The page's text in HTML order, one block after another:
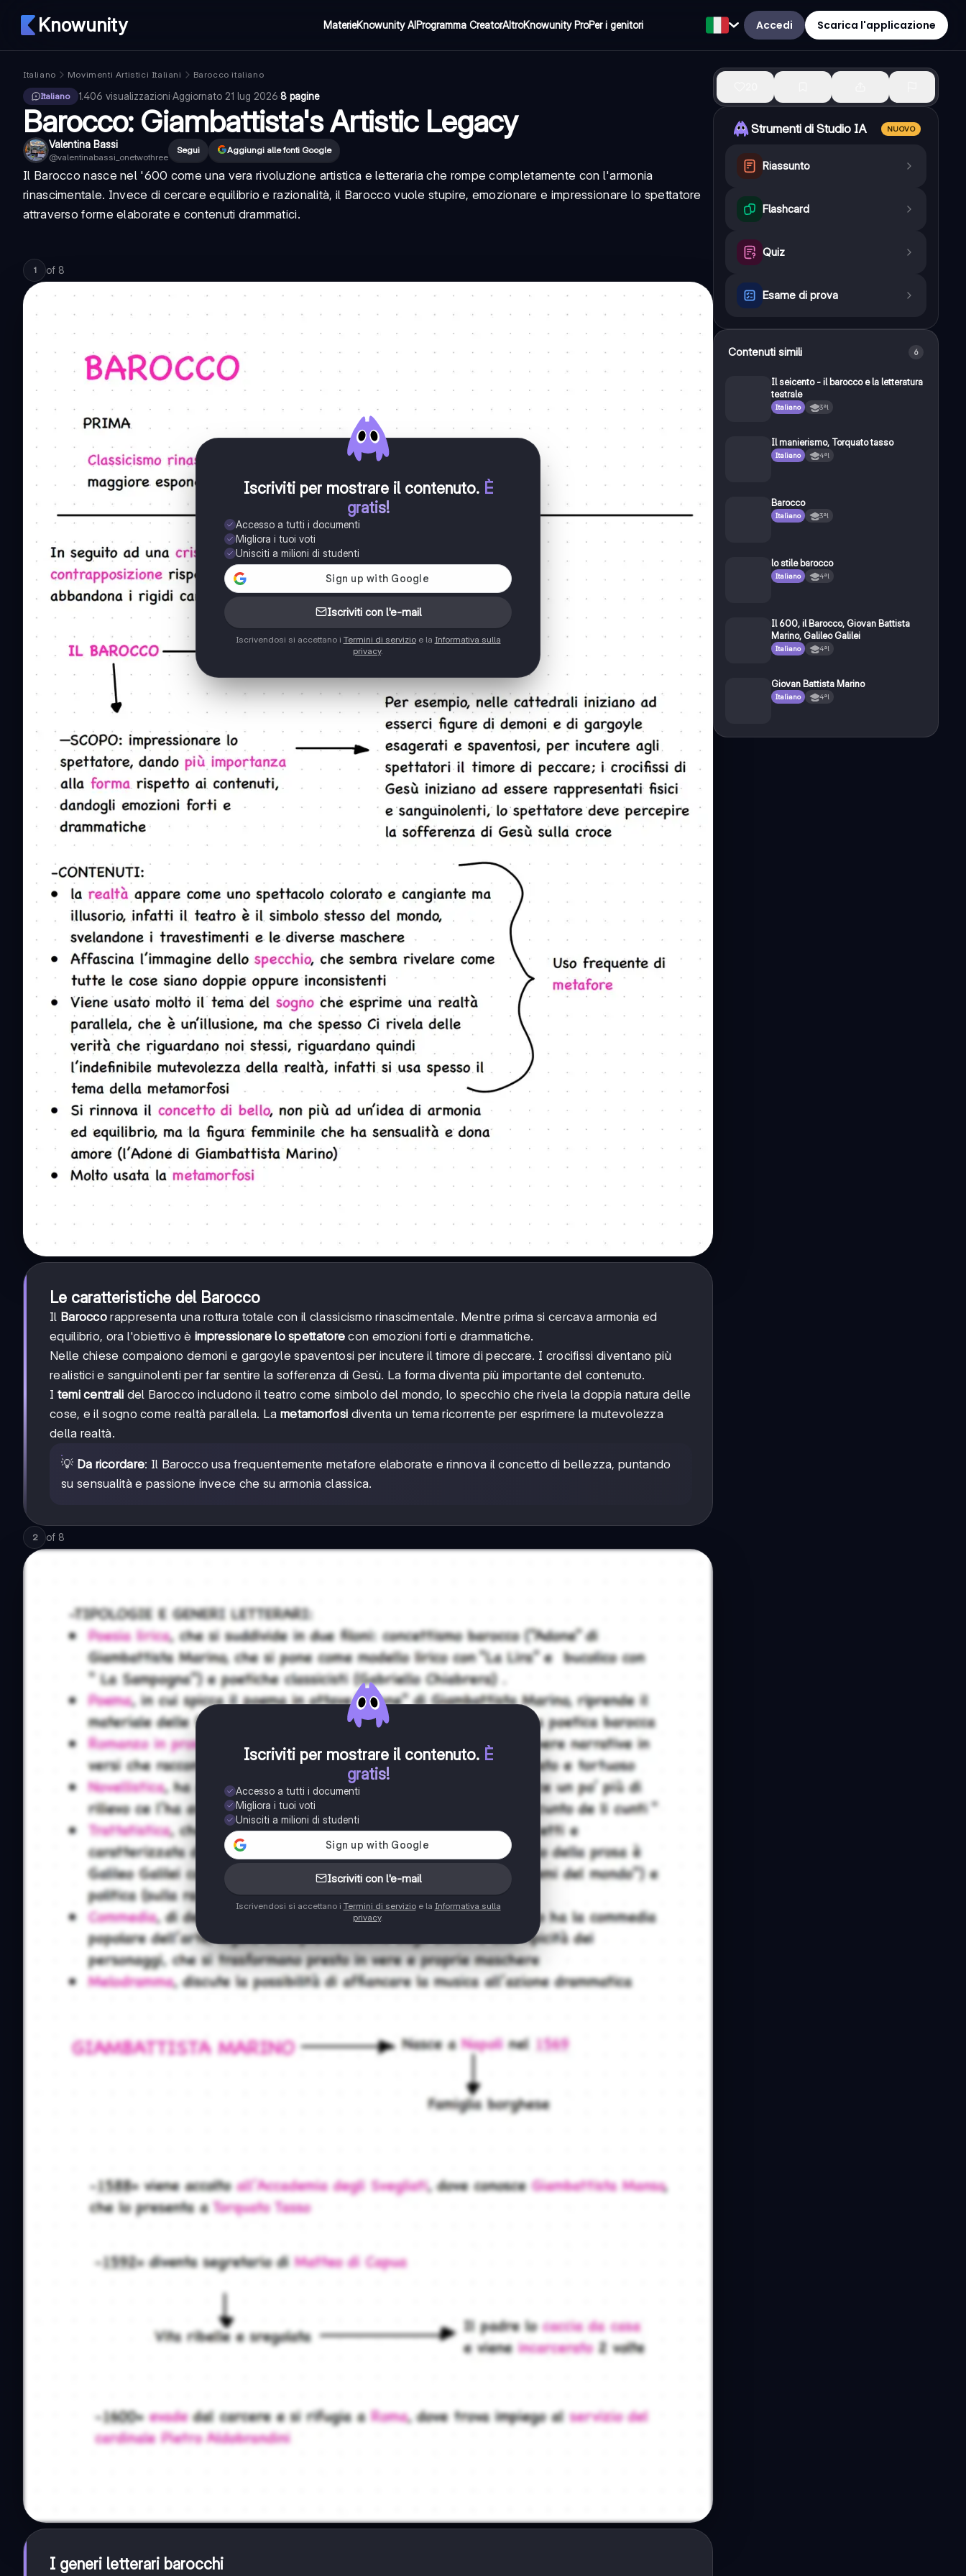
Knowunity MaterieKnowunity AIProgramma CreatorAltroKnowunity ProPer i genitori Accedi Scarica l'applicazione
Italiano Movimenti Artistici Italiani
Barocco italiano
Italiano
1.406 visualizzazioni·Aggiornato 21 lug 2026·8 pagine
Barocco: Giambattista's Artistic Legacy
Valentina Bassi
@valentinabassi_onetwothree
Segui Aggiungi alle fonti Google
Il Barocco nasce nel '600 come una vera rivoluzione artistica e letteraria che rompe completamente con l'armonia
rinascimentale. Invece di cercare equilibrio e razionalità, il Barocco vuole stupire, emozionare e impressionare lo spettatore
attraverso forme elaborate e contenuti drammatici.
1 of 8
Iscriviti per mostrare il contenuto. È
gratis!
Accesso a tutti i documenti
Migliora i tuoi voti
Unisciti a milioni di studenti
Iscriviti con l'e-mail
Iscrivendosi si accettano i Termini di servizioe la Informativa sulla
privacy.
Le caratteristiche del Barocco
Il Barocco rappresenta una rottura totale con il classicismo rinascimentale. Mentre prima si cercava armonia ed
equilibrio, ora l'obiettivo èimpressionare lo spettatore con emozioni forti e drammatiche.
Nelle chiese compaiono demoni e gargoyle spaventosi per incutere il timore di peccare. I crocifissi diventano più
realistici e sanguinolenti per far sentire la sofferenza di Gesù. La forma diventa più importante del contenuto.
I temi centrali del Barocco includono il teatro come simbolo del mondo, lo specchio che rivela la doppia natura delle
cose, e il sogno come realtà parallela. La metamorfosi diventa un tema ricorrente per esprimere la mutevolezza
della realtà.
💡 Da ricordare: Il Barocco usa frequentemente metafore elaborate e rinnova il concetto di bellezza, puntando
su sensualità e passione invece che su armonia classica.
2 of 8
Iscriviti per mostrare il contenuto. È
gratis!
Accesso a tutti i documenti
Migliora i tuoi voti
Unisciti a milioni di studenti
Iscriviti con l'e-mail
Iscrivendosi si accettano i Termini di servizioe la Informativa sulla
privacy.
I generi letterari barocchi
Strumenti di Studio IA NUOVO
Riassunto
Flashcard
Quiz
Esame di prova
Contenuti simili 6
Il seicento - il barocco e la letteratura
teatrale
Italiano 3ªl
Il manierismo, Torquato tasso
Italiano 4ªl
Barocco
Italiano 3ªl
lo stile barocco
Italiano 4ªl
Il 600, il Barocco, Giovan Battista
Marino, Galileo Galilei
Italiano 4ªl
Giovan Battista Marino
Italiano 4ªl